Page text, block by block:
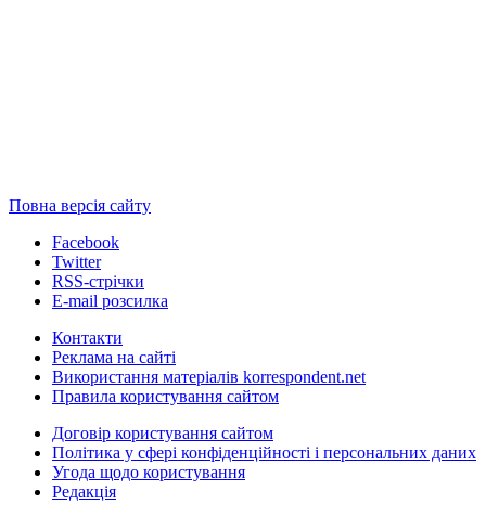
Повна версія сайту
Facebook
Twitter
RSS-стрічки
E-mail розсилка
Контакти
Реклама на сайті
Використання матеріалів korrespondent.net
Правила користування сайтом
Договір користування сайтом
Політика у сфері конфіденційності і персональних даних
Угода щодо користування
Редакція